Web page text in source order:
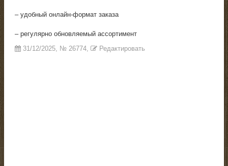
– удобный онлайн-формат заказа
– регулярно обновляемый ассортимент
31/12/2025, № 26774, Редактировать